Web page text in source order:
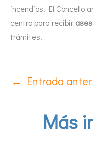
incendios. El Concello
centro para recibir
trámites.
← Entrada
Más